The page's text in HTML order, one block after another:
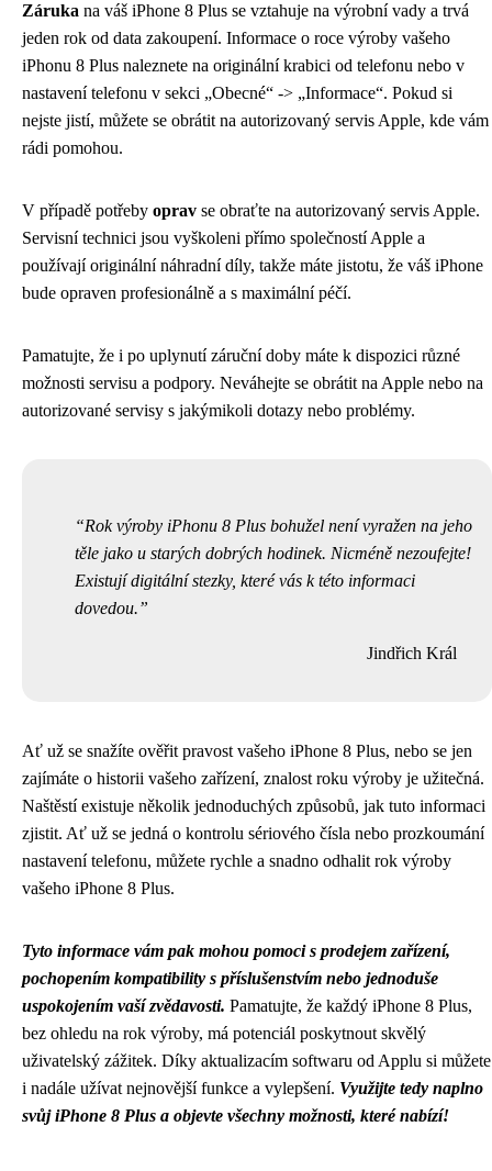
Záruka na váš iPhone 8 Plus se vztahuje na výrobní vady a trvá
jeden rok od data zakoupení. Informace o roce výroby vašeho
iPhonu 8 Plus naleznete na originální krabici od telefonu nebo v
nastavení telefonu v sekci „Obecné“ -> „Informace“. Pokud si
nejste jistí, můžete se obrátit na autorizovaný servis Apple, kde vám
rádi pomohou.
V případě potřeby oprav se obraťte na autorizovaný servis Apple.
Servisní technici jsou vyškoleni přímo společností Apple a
používají originální náhradní díly, takže máte jistotu, že váš iPhone
bude opraven profesionálně a s maximální péčí.
Pamatujte, že i po uplynutí záruční doby máte k dispozici různé
možnosti servisu a podpory. Neváhejte se obrátit na Apple nebo na
autorizované servisy s jakýmikoli dotazy nebo problémy.
Rok výroby iPhonu 8 Plus bohužel není vyražen na jeho
těle jako u starých dobrých hodinek. Nicméně nezoufejte!
Existují digitální stezky, které vás k této informaci
dovedou.
Jindřich Král
Ať už se snažíte ověřit pravost vašeho iPhone 8 Plus, nebo se jen
zajímáte o historii vašeho zařízení, znalost roku výroby je užitečná.
Naštěstí existuje několik jednoduchých způsobů, jak tuto informaci
zjistit. Ať už se jedná o kontrolu sériového čísla nebo prozkoumání
nastavení telefonu, můžete rychle a snadno odhalit rok výroby
vašeho iPhone 8 Plus.
Tyto informace vám pak mohou pomoci s prodejem zařízení,
pochopením kompatibility s příslušenstvím nebo jednoduše
uspokojením vaší zvědavosti. Pamatujte, že každý iPhone 8 Plus,
bez ohledu na rok výroby, má potenciál poskytnout skvělý
uživatelský zážitek. Díky aktualizacím softwaru od Applu si můžete
i nadále užívat nejnovější funkce a vylepšení. Využijte tedy naplno
svůj iPhone 8 Plus a objevte všechny možnosti, které nabízí!